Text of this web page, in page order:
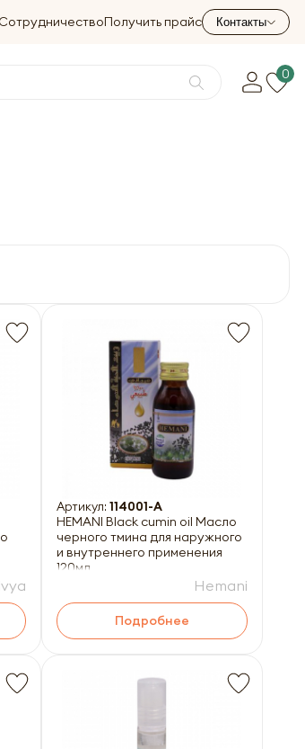
СотрудничествоПолучить прайс Контакты
0
Артикул: 114001-A
HEMANI Black cumin oil Масло
черного тмина для наружного
и внутреннего применения
120мл
Hemani
Подробнее